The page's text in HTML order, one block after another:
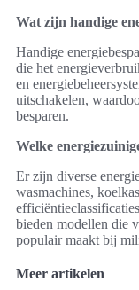
Wat zijn handige
Handige
die het
en
uitschakelen,
besparen.
Welke
Er zijn diverse
wasmachines,
bieden modellen die
populair maakt bij
Meer artikelen